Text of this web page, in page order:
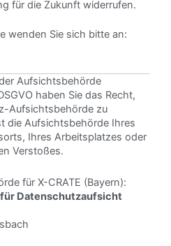
für die Zukunft widerrufen.
wenden Sie sich bitte an:
Aufsichtsbehörde
haben Sie das Recht,
Aufsichtsbehörde zu
die Aufsichtsbehörde Ihres
Ihres Arbeitsplatzes oder
Verstoßes.
für X-CRATE (Bayern):
Datenschutzaufsicht